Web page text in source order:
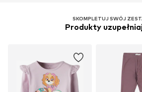
SKOMPLETUJ SWÓJ
Produkty